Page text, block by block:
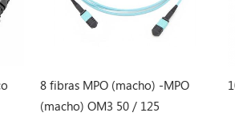
(macho) -MPO
50 / 125
100G QSFP28 AOC